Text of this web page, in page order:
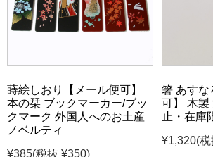
蒔絵しおり【メール便可】
本の栞 ブックマーカー/ブッ
クマーク 外国人へのお土産
ノベルティ
¥385(税抜 ¥350)
箸 あすな
可】 木
止・在庫
¥1,320(